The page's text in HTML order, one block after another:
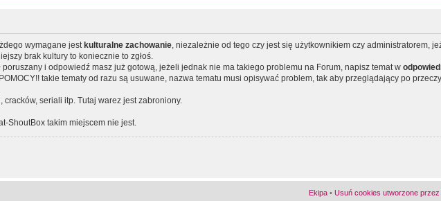
wymagane jest kulturalne zachowanie, niezależnie od tego czy jest się użytkownikiem czy administratorem,
brak kultury to koniecznie to zgłoś.
i odpowiedź masz już gotową, jeżeli jednak nie ma takiego problemu na Forum, napisz temat w
takie tematy od razu są usuwane, nazwa tematu musi opisywać problem, tak aby przeglądający po
seriali itp. Tutaj warez jest zabroniony.
ShoutBox takim miejscem nie jest.
Ekipa • Usuń cookies utworzone przez